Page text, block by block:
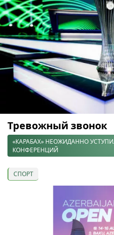
Тревожный звонок
«КАРАБАХ» НЕОЖИДАННО
КОНФЕРЕНЦИЙ
СПОРТ